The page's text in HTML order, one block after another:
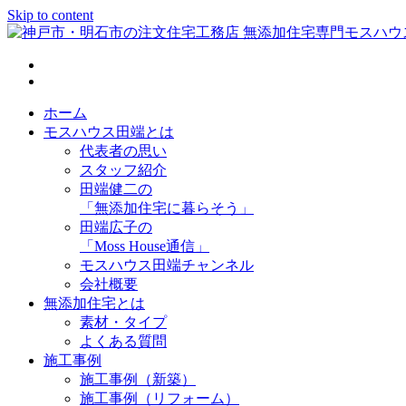
Skip to content
神戸市・明石市の注文住宅工務店 無添加住宅専門モスハウス
ホーム
モスハウス田端とは
代表者の思い
スタッフ紹介
田端健二の
「無添加住宅に暮らそう」
田端広子の
「Moss House通信」
モスハウス田端チャンネル
会社概要
無添加住宅とは
素材・タイプ
よくある質問
施工事例
施工事例（新築）
施工事例（リフォーム）